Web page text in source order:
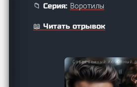
📁 Серия: Воротилы
📖 Читать отрывок